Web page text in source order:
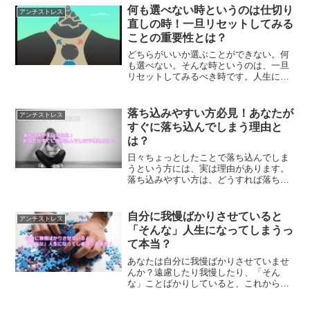
に持って生きることの大切さについてで
す。
アンチストレス
何も選べない時というのは仕切り
直しの時！一旦リセットしてみる
ことの重要性とは？
どちらがいいか選ぶことができない。何
も選べない。そんな時というのは、一旦
リセットしてみるべき時です。人生にお
セットについて解説していきます。
アンチストレス
落ち込みやすい方必見！あなたが
すぐに落ち込んでしまう理由と
は？
日々ちょっとしたことで落ち込んでしま
うという方には、実は理由があります。
落ち込みやすい方は、どうすれば落ち込
方法をご紹介します。
アンチストレス
自分に我慢ばかりさせていると
「そんな」人生になってしまうっ
て本当？
あなたは自分に我慢ばかりさせていませ
んか？遠慮したり我慢したり、「そん
な」ことばかりしていると、これから先